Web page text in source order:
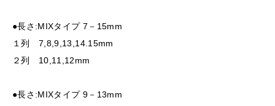
●長さ:MIXタイプ 7－15mm
１列 7,8,9,13,14.15mm
２列 10,11,12mm
●長さ:MIXタイプ 9－13mm